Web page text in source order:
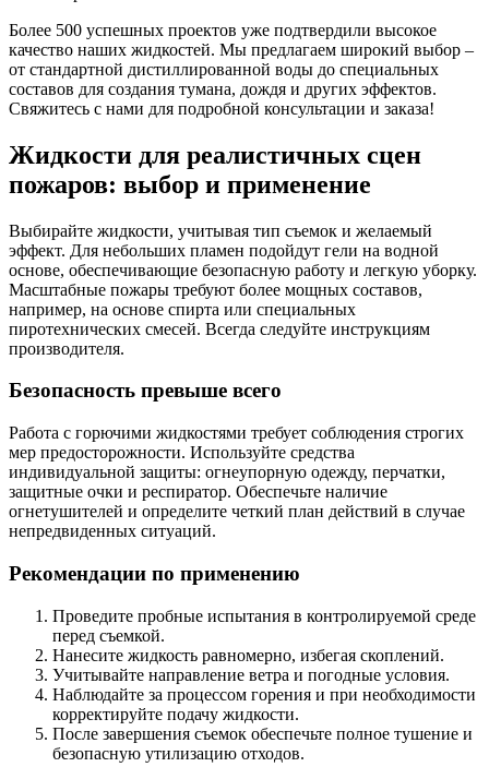
Более 500 успешных проектов уже подтвердили высокое
качество наших жидкостей. Мы предлагаем широкий выбор –
от стандартной дистиллированной воды до специальных
составов для создания тумана, дождя и других эффектов.
Свяжитесь с нами для подробной консультации и заказа!
Жидкости для реалистичных сцен
пожаров: выбор и применение
Выбирайте жидкости, учитывая тип съемок и желаемый
эффект. Для небольших пламен подойдут гели на водной
основе, обеспечивающие безопасную работу и легкую уборку.
Масштабные пожары требуют более мощных составов,
например, на основе спирта или специальных
пиротехнических смесей. Всегда следуйте инструкциям
производителя.
Безопасность превыше всего
Работа с горючими жидкостями требует соблюдения строгих
мер предосторожности. Используйте средства
индивидуальной защиты: огнеупорную одежду, перчатки,
защитные очки и респиратор. Обеспечьте наличие
огнетушителей и определите четкий план действий в случае
непредвиденных ситуаций.
Рекомендации по применению
Проведите пробные испытания в контролируемой среде
перед съемкой.
Нанесите жидкость равномерно, избегая скоплений.
Учитывайте направление ветра и погодные условия.
Наблюдайте за процессом горения и при необходимости
корректируйте подачу жидкости.
После завершения съемок обеспечьте полное тушение и
безопасную утилизацию отходов.